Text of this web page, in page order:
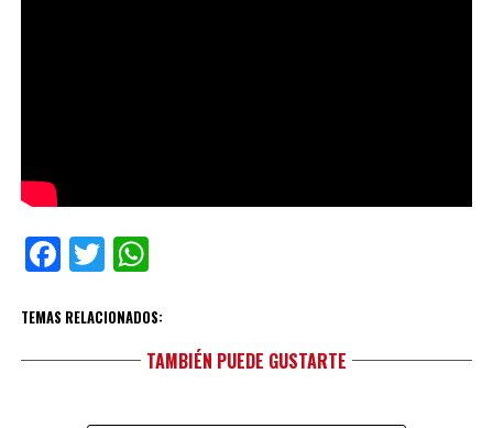
Facebook
TwitterWhatsApp
TEMAS RELACIONADOS:
TAMBIÉN PUEDE GUSTARTE